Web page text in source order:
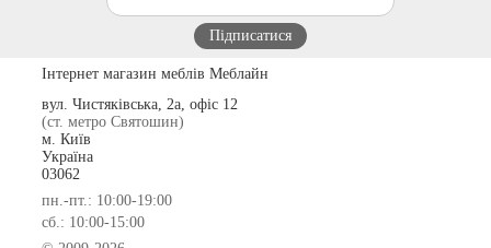
Інтернет магазин меблів Меблайн
вул. Чистяківська, 2а, офіс 12
(ст. метро Святошин)
м. Київ
Україна
03062
пн.-пт.: 10:00-19:00
сб.: 10:00-15:00